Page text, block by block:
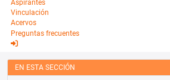
Aspirantes
Vinculación
Acervos
Preguntas frecuentes
EN ESTA SECCIÓN